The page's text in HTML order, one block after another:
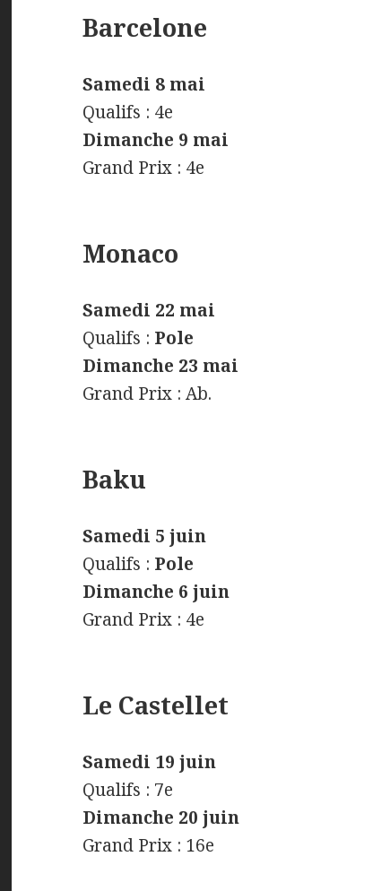
Barcelone
Samedi 8 mai
Qualifs : 4e
Dimanche 9 mai
Grand Prix : 4e
Monaco
Samedi 22 mai
Qualifs : Pole
Dimanche 23 mai
Grand Prix : Ab.
Baku
Samedi 5 juin
Qualifs : Pole
Dimanche 6 juin
Grand Prix : 4e
Le Castellet
Samedi 19 juin
Qualifs : 7e
Dimanche 20 juin
Grand Prix : 16e